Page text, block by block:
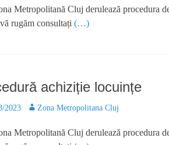
Metropolitană Cluj derulează procedura
rugăm consultați (…)
achiziție locuințe
2023 Zona Metropolitana Cluj
Metropolitană Cluj derulează procedura